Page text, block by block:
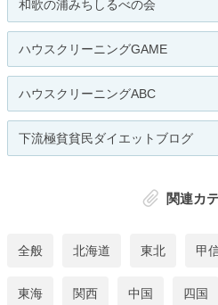
和歌の浦みちしるべの会
ハウスクリーニングGAME
ハウスクリーニングABC
下流極貧貧民ダイエットブログ
関連カ
全般 北海道 東北 甲
東海 関西 中国 四国